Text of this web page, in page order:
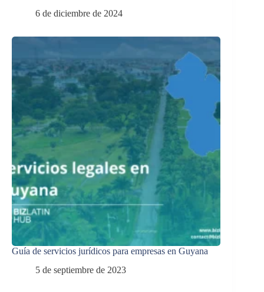
6 de diciembre de 2024
Guía de servicios jurídicos para empresas en Guyana
5 de septiembre de 2023